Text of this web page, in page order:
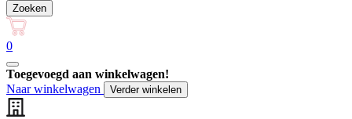
Zoeken
0
Toegevoegd aan winkelwagen!
Naar winkelwagen
Verder winkelen